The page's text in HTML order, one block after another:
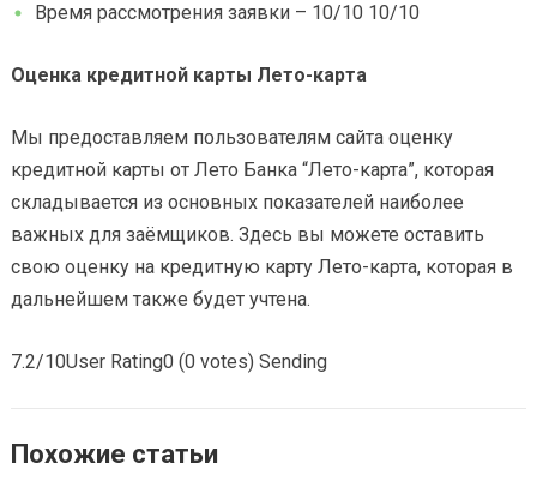
Время рассмотрения заявки – 10/10 10/10
Оценка кредитной карты Лето-карта
Мы предоставляем пользователям сайта оценку
кредитной карты от Лето Банка “Лето-карта”, которая
складывается из основных показателей наиболее
важных для заёмщиков. Здесь вы можете оставить
свою оценку на кредитную карту Лето-карта, которая в
дальнейшем также будет учтена.
7.2/10User Rating0 (0 votes) Sending
Похожие статьи